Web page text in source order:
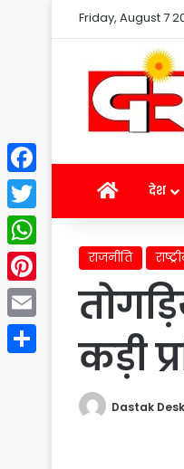
Friday, August 7
Homeदेश
राजनीति
कड़ी
Dastak Desk
Facebook
Twitter
WhatsApp
Pinterest
Email